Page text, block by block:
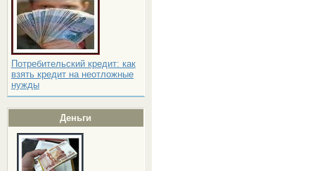
Потребительский кредит: как
взять кредит на неотложные
нужды
Деньги